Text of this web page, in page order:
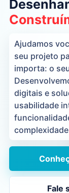
Ajudamos
seu projeto
importa: o
digitais e
usabilidade
Fale